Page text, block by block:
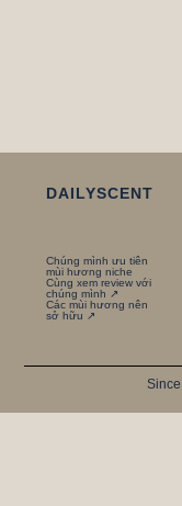
DAILYSCENT
Chúng mình ưu tiên
mùi hương niche
Cùng xem review với
chúng mình ↗
Các mùi hương nên
sở hữu ↗